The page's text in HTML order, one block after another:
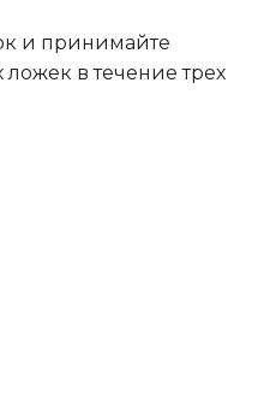
и принимайте
в течение трех